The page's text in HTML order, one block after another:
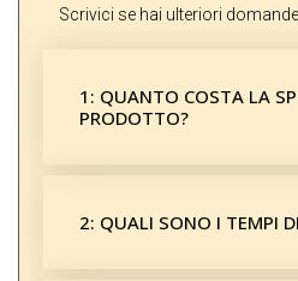
Scrivici se hai ulteriori
1: QUANTO COSTA LA
PRODOTTO?
2: QUALI SONO I TEMPI